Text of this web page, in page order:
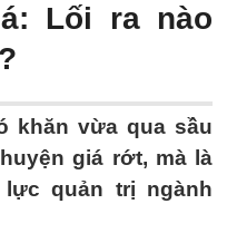
Lối ra nào
khăn vừa qua sầu
giá rớt, mà là
quản trị ngành